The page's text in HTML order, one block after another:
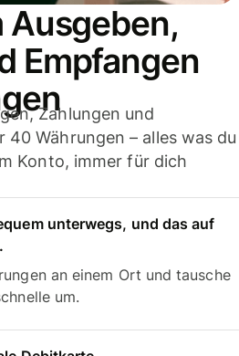
Ausgeben,
Empfangen
Zahlungen und
40 Währungen – alles was du
Konto, immer für dich
unterwegs, und das auf
an einem Ort und tausche
um.